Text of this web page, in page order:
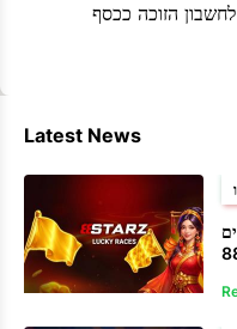
לחשבון הזוכה ככסף
Latest News